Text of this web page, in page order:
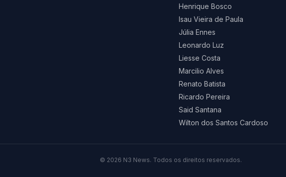
Henrique Bosco
Isau Vieira de Paula
Júlia Ennes
Leonardo Luz
Liesse Costa
Marcilio Alves
Renato Batista
Ricardo Pereira
Said Santana
Wilton dos Santos Cardoso
© 2026 N3 News. Todos os direitos reservados.